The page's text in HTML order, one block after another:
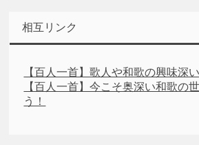
相互リンク
【百人一首】歌人や和歌の興味深
【百人一首】今こそ奥深い和歌の
う！